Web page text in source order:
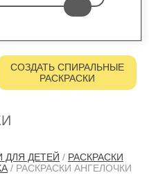
СОЗДАТЬ СПИРАЛЬНЫЕ
РАСКРАСКИ
ДЛЯ ДЕТЕЙ / РАСКРАСКИ
/ РАСКРАСКИ АНГЕЛОЧКИ